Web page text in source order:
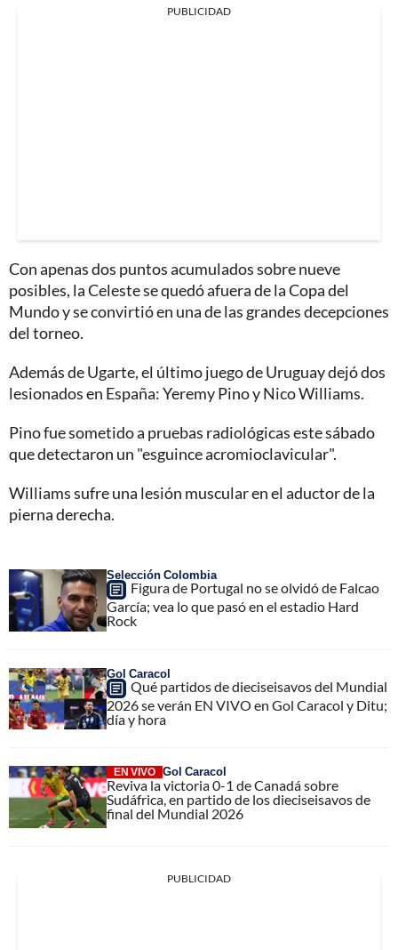
PUBLICIDAD
Con apenas dos puntos acumulados sobre nueve
posibles, la Celeste se quedó afuera de la Copa del
Mundo y se convirtió en una de las grandes decepciones
del torneo.
Además de Ugarte, el último juego de Uruguay dejó dos
lesionados en España: Yeremy Pino y Nico Williams.
Pino fue sometido a pruebas radiológicas este sábado
que detectaron un "esguince acromioclavicular".
Williams sufre una lesión muscular en el aductor de la
pierna derecha.
Selección Colombia
Figura de Portugal no se olvidó de Falcao
García; vea lo que pasó en el estadio Hard
Rock
Gol Caracol
Qué partidos de dieciseisavos del Mundial
2026 se verán EN VIVO en Gol Caracol y Ditu;
día y hora
EN VIVO Gol Caracol
Reviva la victoria 0-1 de Canadá sobre
Sudáfrica, en partido de los dieciseisavos de
final del Mundial 2026
PUBLICIDAD